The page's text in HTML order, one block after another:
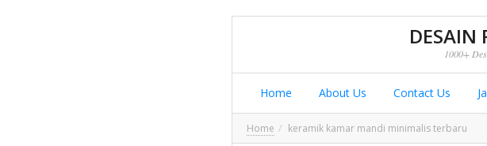
DESAIN
1000+
Home About Us Contact Us
Home keramik kamar mandi minimalis terbaru